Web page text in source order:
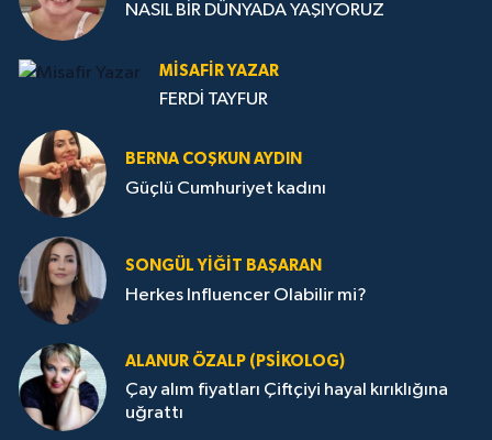
NASIL BİR DÜNYADA YAŞIYORUZ
MISAFIR YAZAR
FERDİ TAYFUR
BERNA COŞKUN AYDIN
Güçlü Cumhuriyet kadını
SONGÜL YIĞIT BAŞARAN
Herkes Influencer Olabilir mi?
ALANUR ÖZALP (PSIKOLOG)
Çay alım fiyatları Çiftçiyi hayal kırıklığına
uğrattı